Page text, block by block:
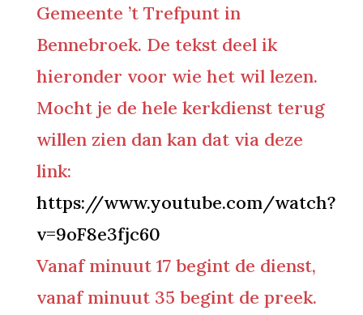
Gemeente ’t Trefpunt in
Bennebroek. De tekst deel ik
hieronder voor wie het wil lezen.
Mocht je de hele kerkdienst terug
willen zien dan kan dat via deze
link:
https://www.youtube.com/watch?
v=9oF8e3fjc60
Vanaf minuut 17 begint de dienst,
vanaf minuut 35 begint de preek.